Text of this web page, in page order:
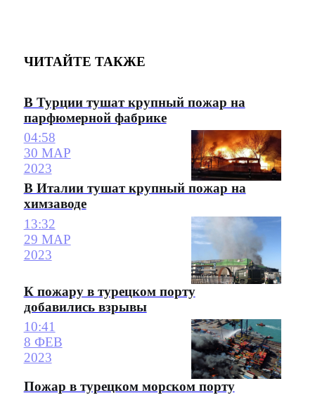
ЧИТАЙТЕ ТАКЖЕ
В Турции тушат крупный пожар на
парфюмерной фабрике
04:58
30 МАР
2023
В Италии тушат крупный пожар на
химзаводе
13:32
29 МАР
2023
К пожару в турецком порту
добавились взрывы
10:41
8 ФЕВ
2023
Пожар в турецком морском порту